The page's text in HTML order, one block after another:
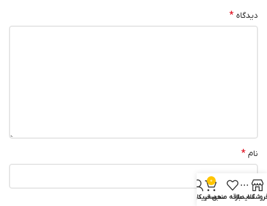
دیدگاه *
نام *
*
سایدبارعلاقه مندی
0
سبد خرید
حساب کاربری من